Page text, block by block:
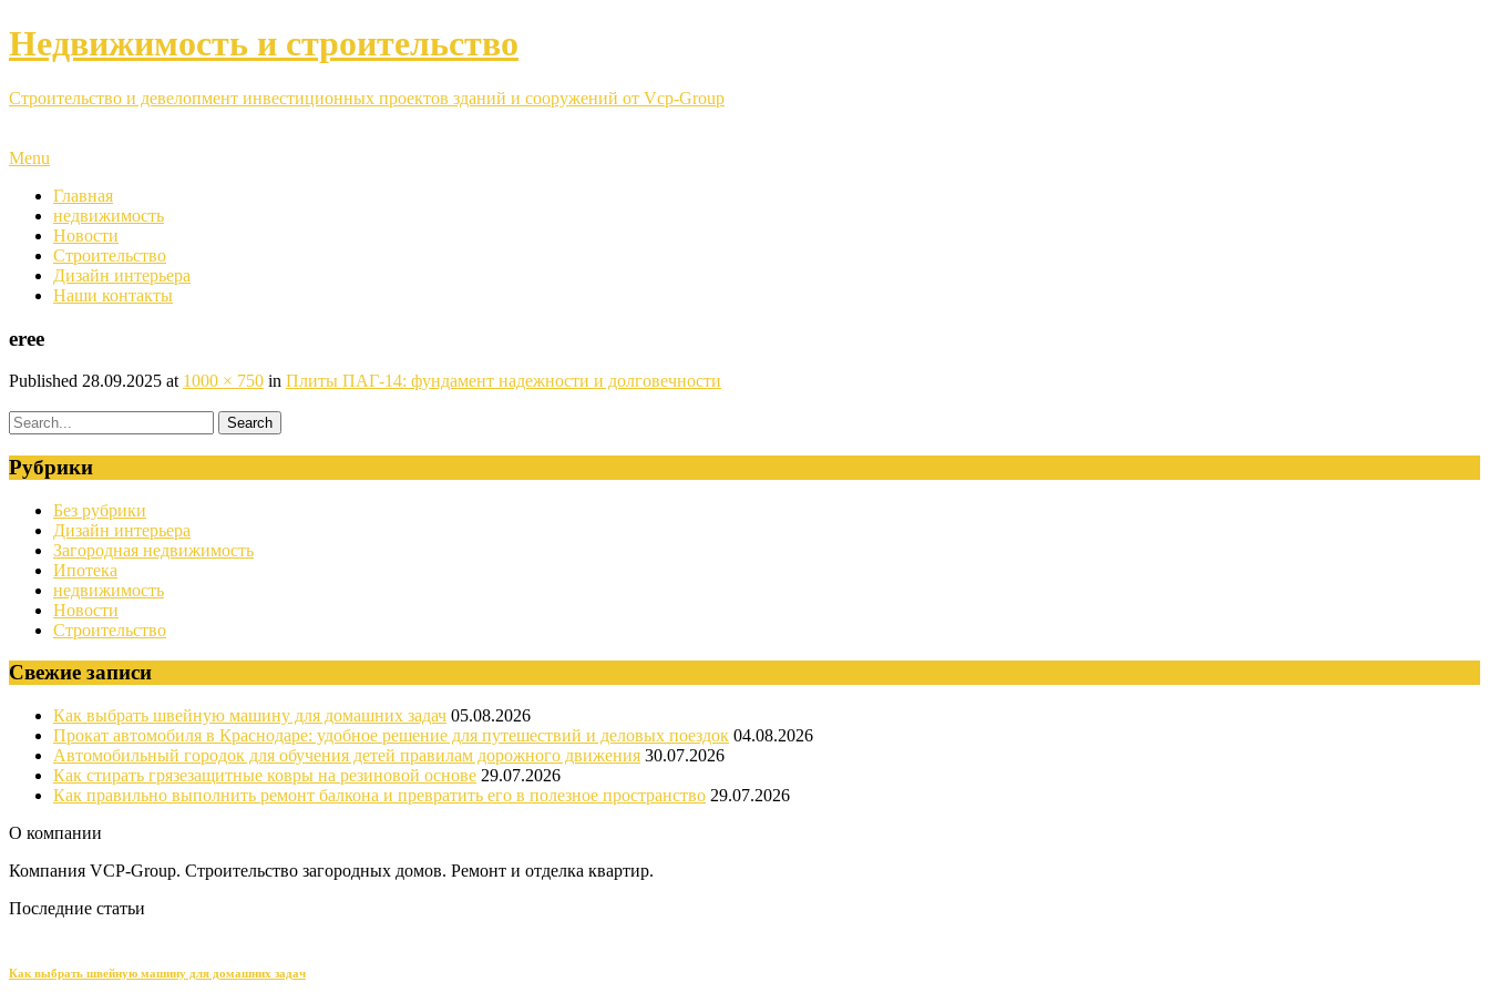
Недвижимость и строительство
Строительство и девелопмент инвестиционных проектов зданий и сооружений от Vcp-Group
Menu
Главная
недвижимость
Новости
Строительство
Дизайн интерьера
Наши контакты
eree
Published 28.09.2025 at 1000 × 750 in Плиты ПАГ-14: фундамент надежности и долговечности
Рубрики
Без рубрики
Дизайн интерьера
Загородная недвижимость
Ипотека
недвижимость
Новости
Строительство
Свежие записи
Как выбрать швейную машину для домашних задач 05.08.2026
Прокат автомобиля в Краснодаре: удобное решение для путешествий и деловых поездок 04.08.2026
Автомобильный городок для обучения детей правилам дорожного движения 30.07.2026
Как стирать грязезащитные ковры на резиновой основе 29.07.2026
Как правильно выполнить ремонт балкона и превратить его в полезное пространство 29.07.2026
О компании
Компания VCP-Group. Строительство загородных домов. Ремонт и отделка квартир.
Последние статьи
Как выбрать швейную машину для домашних задач